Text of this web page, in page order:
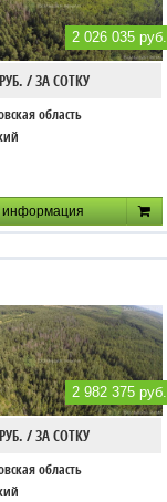
2 026 035 руб.
/ ЗА СОТКУ
область
информация
2 982 375 руб.
/ ЗА СОТКУ
область